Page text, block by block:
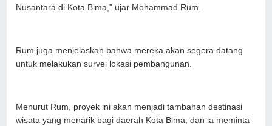
Nusantara di Kota Bima," ujar Mohammad Rum.
Rum juga menjelaskan bahwa mereka akan segera datang
untuk melakukan survei lokasi pembangunan.
Menurut Rum, proyek ini akan menjadi tambahan destinasi
wisata yang menarik bagi daerah Kota Bima, dan ia meminta